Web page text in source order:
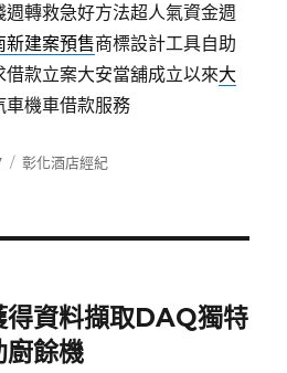
週轉救急好方法超人氣資金週
新建案預售商標設計工具自助
款立案大安當舖成立以來大
車機車借款服務
分
彰化酒店經紀
得資料擷取DAQ獨特
廚餘機